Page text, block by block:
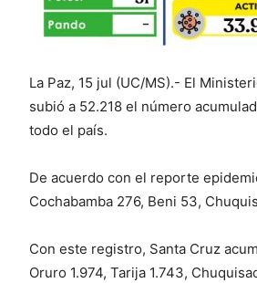
La Paz, 15 jul (UC/MS).- El
subió a 52.218 el número
todo el país.
De acuerdo con el reporte
Cochabamba 276, Beni 53,
Con este registro, Santa Cruz
Oruro 1.974, Tarija 1.743,